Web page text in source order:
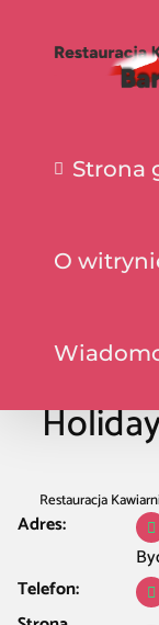
Strona
O
Restauracja
Adres:
Telefon: